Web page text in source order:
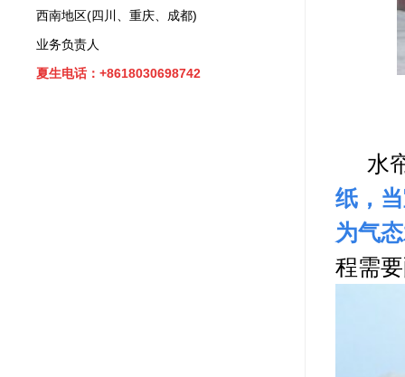
水帘
纸，
为气
程需
西南地区(四川、重庆、成都)
业务负责人
夏生电话：+8618030698742